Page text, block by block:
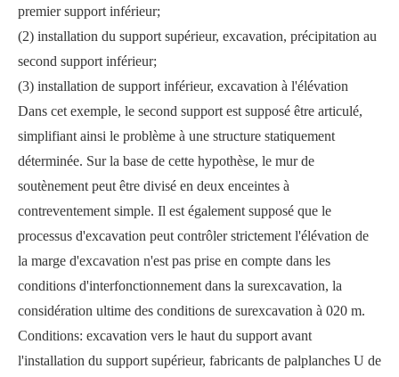
premier support inférieur;
(2) installation du support supérieur, excavation, précipitation au
second support inférieur;
(3) installation de support inférieur, excavation à l'élévation
Dans cet exemple, le second support est supposé être articulé,
simplifiant ainsi le problème à une structure statiquement
déterminée. Sur la base de cette hypothèse, le mur de
soutènement peut être divisé en deux enceintes à
contreventement simple. Il est également supposé que le
processus d'excavation peut contrôler strictement l'élévation de
la marge d'excavation n'est pas prise en compte dans les
conditions d'interfonctionnement dans la surexcavation, la
considération ultime des conditions de surexcavation à 020 m.
Conditions: excavation vers le haut du support avant
l'installation du support supérieur, fabricants de palplanches U de